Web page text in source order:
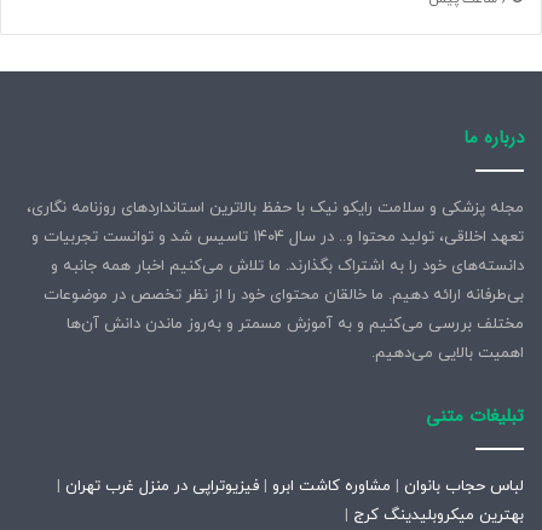
درباره ما
مجله پزشکی و سلامت رایکو نیک با حفظ بالاترین استانداردهای روزنامه نگاری،
تعهد اخلاقی، تولید محتوا و.. در سال ۱۴۰۴ تاسیس شد و توانست تجربیات و
دانسته‌های خود را به اشتراک بگذارند. ما تلاش می‌کنیم اخبار همه جانبه و
بی‌طرفانه ارائه دهیم. ما خالقان محتوای خود را از نظر تخصص در موضوعات
مختلف بررسی می‌کنیم و به آموزش مسمتر و به‌روز ماندن دانش آن‌ها
اهمیت بالایی می‌دهیم.
تبلیغات متنی
لباس حجاب بانوان | مشاوره کاشت ابرو | فیزیوتراپی در منزل غرب تهران |
بهترین میکروبلیدینگ کرج |